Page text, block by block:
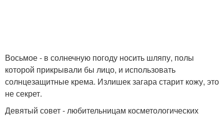
Восьмое - в солнечную погоду носить шляпу, полы
которой прикрывали бы лицо, и использовать
солнцезащитные крема. Излишек загара старит кожу, это
не секрет.
Девятый совет - любительницам косметологических